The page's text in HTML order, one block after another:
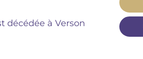
décédée à verson